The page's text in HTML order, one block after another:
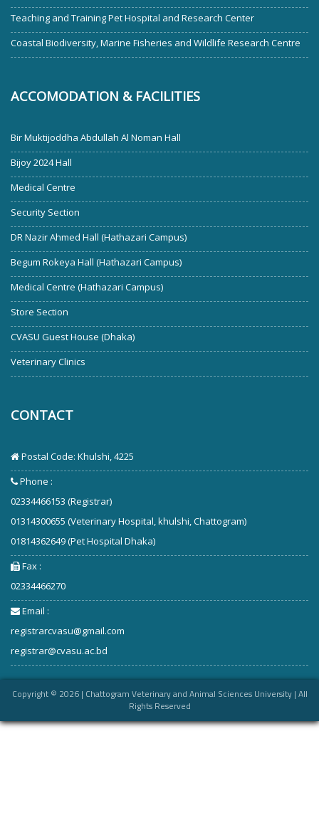
Teaching and Training Pet Hospital and Research Center
Coastal Biodiversity, Marine Fisheries and Wildlife Research Centre
ACCOMODATION & FACILITIES
Bir Muktijoddha Abdullah Al Noman Hall
Bijoy 2024 Hall
Medical Centre
Security Section
DR Nazir Ahmed Hall (Hathazari Campus)
Begum Rokeya Hall (Hathazari Campus)
Medical Centre (Hathazari Campus)
Store Section
CVASU Guest House (Dhaka)
Veterinary Clinics
CONTACT
Postal Code: Khulshi, 4225
Phone :
02334466153 (Registrar)
01314300655 (Veterinary Hospital, khulshi, Chattogram)
01814362649 (Pet Hospital Dhaka)
Fax :
02334466270
Email :
registrarcvasu@gmail.com
registrar@cvasu.ac.bd
Copyright © 2026| Chattogram Veterinary and Animal Sciences University | All
Rights Reserved